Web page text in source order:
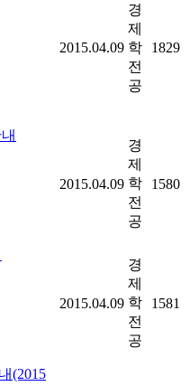
2015.04.09
경
제
학
전
공
1829
2015.04.09
경
제
학
전
공
1580
2015.04.09
경
제
학
전
공
1581
(2015